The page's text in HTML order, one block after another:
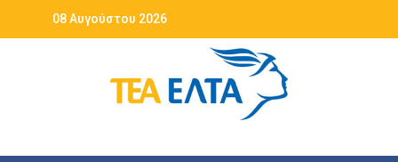
08 Αυγούστου 2026